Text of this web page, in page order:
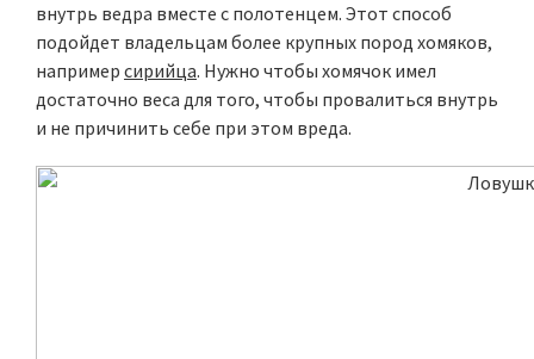
внутрь ведра вместе с полотенцем. Этот способ
подойдет владельцам более крупных пород хомяков,
например сирийца. Нужно чтобы хомячок имел
достаточно веса для того, чтобы провалиться внутрь
и не причинить себе при этом вреда.